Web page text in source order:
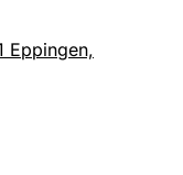
Eppingen,